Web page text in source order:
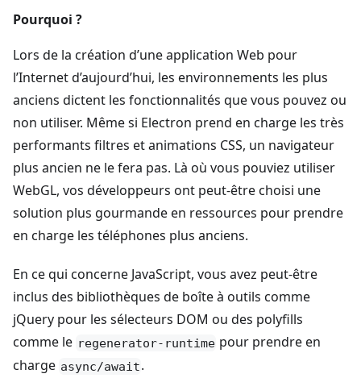
Pourquoi ?
Lors de la création d’une application Web pour
l’Internet d’aujourd’hui, les environnements les plus
anciens dictent les fonctionnalités que vous pouvez ou
non utiliser. Même si Electron prend en charge les très
performants filtres et animations CSS, un navigateur
plus ancien ne le fera pas. Là où vous pouviez utiliser
WebGL, vos développeurs ont peut-être choisi une
solution plus gourmande en ressources pour prendre
en charge les téléphones plus anciens.
En ce qui concerne JavaScript, vous avez peut-être
inclus des bibliothèques de boîte à outils comme
jQuery pour les sélecteurs DOM ou des polyfills
comme le regenerator-runtime pour prendre en
charge async/await.